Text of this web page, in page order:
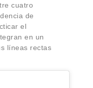
cuatro
de
el
en un
líneas rectas